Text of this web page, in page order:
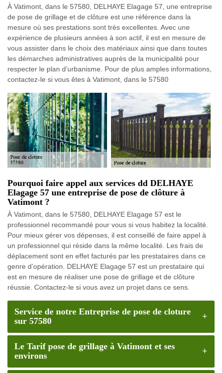
À Vatimont, dans le 57580, DELHAYE Elagage 57, une entreprise
de pose de grillage et de clôture est une référence dans la
mesure où ses prestations sont très excellentes. Avec une
expérience de plusieurs années à son actif, il est en mesure de
vous assister dans le choix des matériaux ainsi que dans toutes
les démarches administratives auprès de la municipalité pour
respecter le plan d’urbanisme. Pour de plus amples informations,
contactez-le si vous êtes à Vatimont, dans le 57580
Pourquoi faire appel aux services dd DELHAYE
Elagage 57 une entreprise de pose de clôture à
Vatimont ?
À Vatimont, dans le 57580, DELHAYE Elagage 57 est le
professionnel recommandé pour vous si vous habitez la localité.
Pour mieux gérer vos dépenses, il est conseillé de faire appel à
un professionnel qui réside dans la même localité. Les frais de
déplacement sont en effet facturés par les prestataires dans ce
genre d’opération. DELHAYE Elagage 57 est un prestataire qui
est en mesure de réaliser une pose de grillage et de clôture
réussie. Contactez-le si vous avez un projet dans ce sens.
Service de notre Entreprise de pose de cloture
sur 57580
Le Tarif pose de grillage à Vatimont et ses
environs